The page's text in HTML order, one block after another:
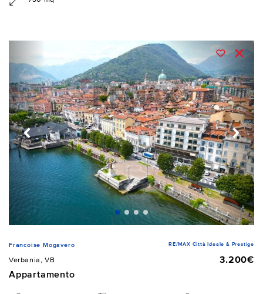
Francoise Mogavero RE/MAX Città Ideale & Prestige
Verbania, VB
3.200€
Appartamento